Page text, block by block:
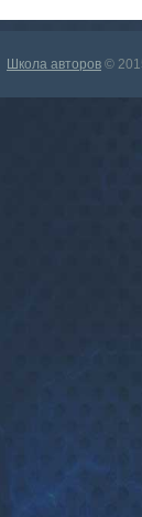
Школа авторов ©